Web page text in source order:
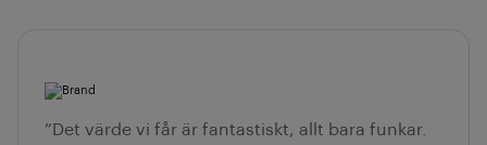
”Det värde vi får är fantastiskt, allt bara funkar.